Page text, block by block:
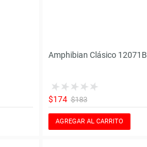
Amphibian Clásico 12071B
$174 $183
AGREGAR AL CARRITO